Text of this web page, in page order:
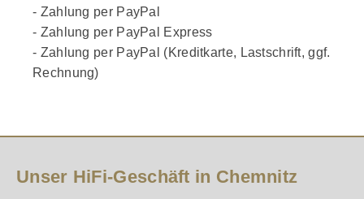
- Zahlung per PayPal
- Zahlung per PayPal Express
- Zahlung per PayPal (Kreditkarte, Lastschrift, ggf.
Rechnung)
Unser HiFi-Geschäft in Chemnitz